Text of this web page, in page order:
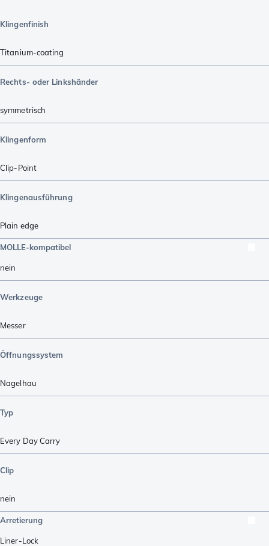
Klingenfinish
Titanium-coating
Rechts- oder Linkshänder
symmetrisch
Klingenform
Clip-Point
Klingenausführung
Plain edge
MOLLE-kompatibel
nein
Werkzeuge
Messer
Öffnungssystem
Nagelhau
Typ
Every Day Carry
Clip
nein
Arretierung
Liner-Lock